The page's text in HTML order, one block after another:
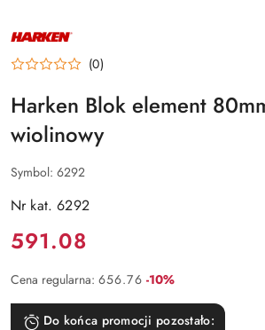
NAZWA
PRODUCENTA:
HARKEN (0)
Harken Blok element
wiolinowy
Symbol: 6292
Nr kat. 6292
Cena:
591.08
Cena regularna: 656.76 Rabat:
-10%
Do końca promocji pozostało: